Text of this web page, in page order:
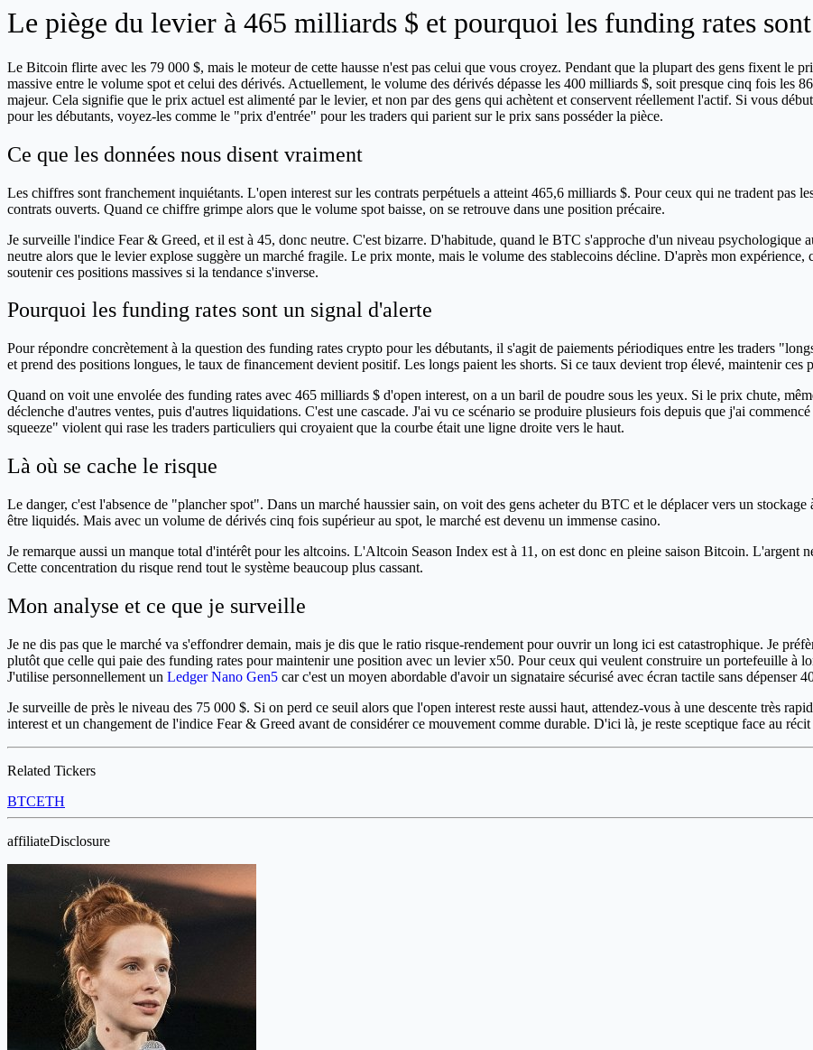
Le piège du levier à 465 milliards $ et pourquoi les funding rates
Le Bitcoin flirte avec les 79 000 $, mais le moteur de cette hausse n'est pas celui que vous croyez. Pendant que la plupart des gens fixent le
massive entre le volume spot et celui des dérivés. Actuellement, le volume des dérivés dépasse les 400 milliards $, soit presque cinq fois les
majeur. Cela signifie que le prix actuel est alimenté par le levier, et non par des gens qui achètent et conservent réellement l'actif. Si vous
pour les débutants, voyez-les comme le "prix d'entrée" pour les traders qui parient sur le prix sans posséder la pièce.
Ce que les données nous disent vraiment
Les chiffres sont franchement inquiétants. L'open interest sur les contrats perpétuels a atteint 465,6 milliards $. Pour ceux qui ne tradent pas
contrats ouverts. Quand ce chiffre grimpe alors que le volume spot baisse, on se retrouve dans une position précaire.
Je surveille l'indice Fear & Greed, et il est à 45, donc neutre. C'est bizarre. D'habitude, quand le BTC s'approche d'un niveau psychologique
neutre alors que le levier explose suggère un marché fragile. Le prix monte, mais le volume des stablecoins décline. D'après mon expérience,
soutenir ces positions massives si la tendance s'inverse.
Pourquoi les funding rates sont un signal d'alerte
Pour répondre concrètement à la question des funding rates crypto pour les débutants, il s'agit de paiements périodiques entre les traders
et prend des positions longues, le taux de financement devient positif. Les longs paient les shorts. Si ce taux devient trop élevé, maintenir ces
Quand on voit une envolée des funding rates avec 465 milliards $ d'open interest, on a un baril de poudre sous les yeux. Si le prix chute,
déclenche d'autres ventes, puis d'autres liquidations. C'est une cascade. J'ai vu ce scénario se produire plusieurs fois depuis que j'ai
squeeze" violent qui rase les traders particuliers qui croyaient que la courbe était une ligne droite vers le haut.
Là où se cache le risque
Le danger, c'est l'absence de "plancher spot". Dans un marché haussier sain, on voit des gens acheter du BTC et le déplacer vers un
être liquidés. Mais avec un volume de dérivés cinq fois supérieur au spot, le marché est devenu un immense casino.
Je remarque aussi un manque total d'intérêt pour les altcoins. L'Altcoin Season Index est à 11, on est donc en pleine saison Bitcoin. L'argent
Cette concentration du risque rend tout le système beaucoup plus cassant.
Mon analyse et ce que je surveille
Je ne dis pas que le marché va s'effondrer demain, mais je dis que le ratio risque-rendement pour ouvrir un long ici est catastrophique. Je
plutôt que celle qui paie des funding rates pour maintenir une position avec un levier x50. Pour ceux qui veulent construire un portefeuille à
J'utilise personnellement un Ledger Nano Gen5 car c'est un moyen abordable d'avoir un signataire sécurisé avec écran tactile sans dépenser
Je surveille de près le niveau des 75 000 $. Si on perd ce seuil alors que l'open interest reste aussi haut, attendez-vous à une descente très
interest et un changement de l'indice Fear & Greed avant de considérer ce mouvement comme durable. D'ici là, je reste sceptique face au
Related Tickers
BTCETH
affiliateDisclosure